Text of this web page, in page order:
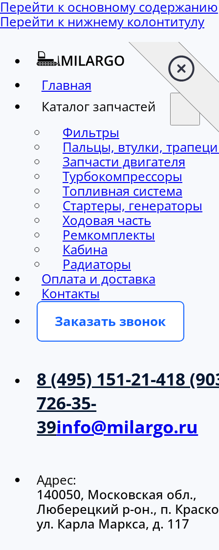
Перейти к основному содержанию
Перейти к нижнему колонтитулу
Главная
Каталог запчастей
Фильтры
Пальцы, втулки,
Запчасти двигателя
Турбокомпрессоры
Топливная система
Стартеры, генераторы
Ходовая часть
Ремкомплекты
Кабина
Радиаторы
Оплата и доставка
Контакты
Заказать звонок
8 (495) 151-21-418
726-35-
39info@milargo.ru
Адрес:
140050, Московская обл.,
Люберецкий р-он., п.
ул. Карла Маркса, д. 117